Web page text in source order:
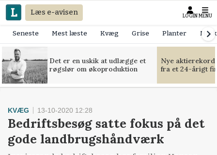
Læs e-avisen LOGIN MENU
Seneste Mest læste Kvæg Grise Planter
Det er en uskik at udlægge et
røgslør om økoproduktion
Nye
fra et 24-årigt
KVÆG 13-10-2020 12:28
Bedriftsbesøg satte fokus på det
gode landbrugshåndværk